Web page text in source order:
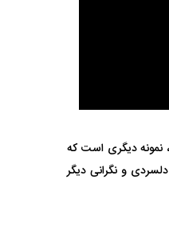
دیگری است که
و نگرانی دیگر
پنهان‌کارتر و
| پهپاد انتحاری
هواپیمای مرموز E-11A BACN چیست؟